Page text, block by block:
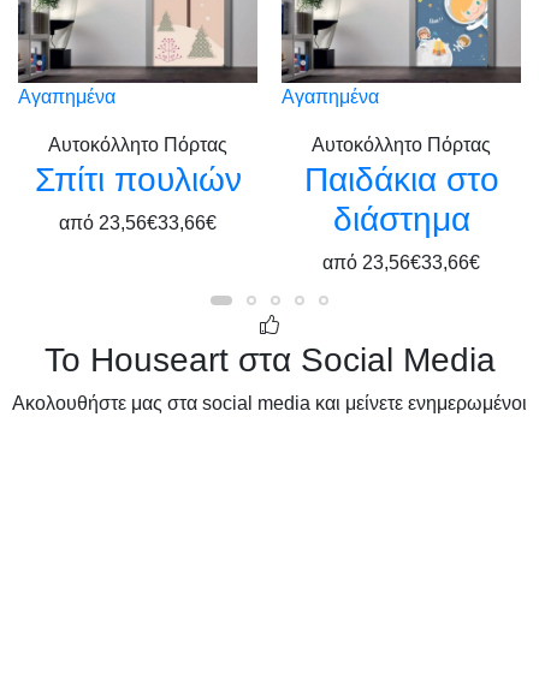
Αγαπημένα
Αυτοκόλλητο Πόρτας
Σπίτι πουλιών
από 23,56€33,66€
Αγαπημένα
Αυτοκόλλητο Πόρτας
Παιδάκια στο
διάστημα
από 23,56€33,66€
Το Houseart στα Social Media
Ακολουθήστε μας στα social media και μείνετε ενημερωμένοι